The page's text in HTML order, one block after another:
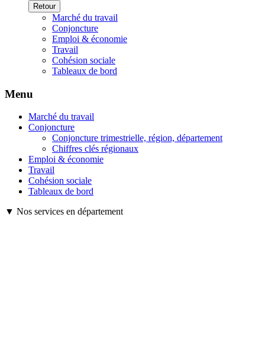
Retour
Marché du travail
Conjoncture
Emploi & économie
Travail
Cohésion sociale
Tableaux de bord
Menu
Marché du travail
Conjoncture
Conjoncture trimestrielle, région, département
Chiffres clés régionaux
Emploi & économie
Travail
Cohésion sociale
Tableaux de bord
▼ Nos services en département